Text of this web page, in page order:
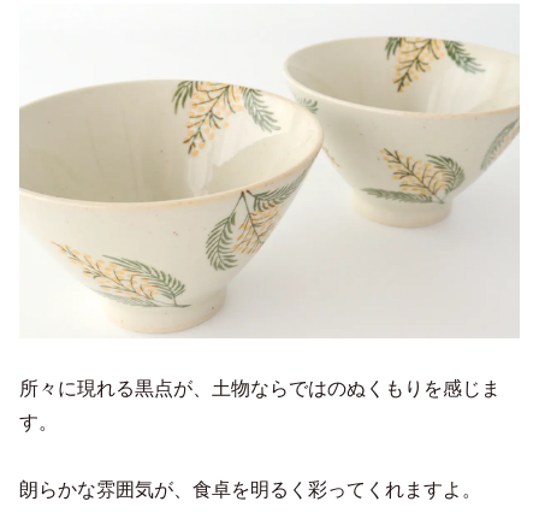
所々に現れる黒点が、土物ならではのぬくもりを感じま
す。
朗らかな雰囲気が、食卓を明るく彩ってくれますよ。